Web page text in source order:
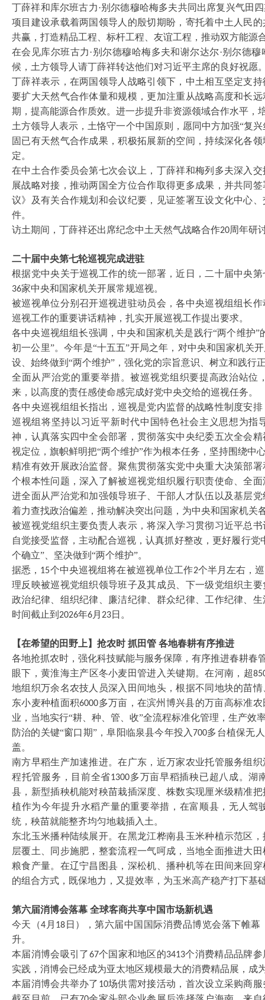
丁薛祥和库尔班古力·别尔德穆哈梅多夫共同出席复兴气田
项目建设承载着两国领导人的殷切期盼，寄托着中土人民
共赢，打造精品工程、标杆工程、友谊工程，推动双方能源
在会见库尔班古力·别尔德穆哈梅多夫和谢尔达尔·别尔德
候，土方领导人请丁薛祥转达他们对习近平主席的良好祝愿
丁薛祥表示，在两国领导人战略引领下，中土相互坚定支
要扩大天然气合作体量和规模，更加注重从战略高度和长
期，提高能源合作质效。进一步提升非资源领域合作水平，
土方领导人表示，土恪守一个中国原则，愿同中方加强“复
固已有天然气合作成果，积极拓展新的空间，持续深化各
定。
在中土合作委员会第七次会议上，丁薛祥和梅列多夫深入
展战略对接，推动两国全方位合作取得更多成果，并共同
议》及有关合作规划和会议纪要，见证签署互设文化中心
件。
访土期间，丁薛祥还出席纪念中土天然气战略合作20周年研
二十届中央第七轮巡视完成进驻
根据党中央关于巡视工作的统一部署，近日，二十届中央
36家中央和国家机关开展常规巡视。
被巡视单位分别召开巡视进驻动员会，各中央巡视组组长
巡视工作的重要讲话精神，扎实开展巡视工作提出要求。
各中央巡视组组长强调，中央和国家机关是践行“两个维护”
初一公里”。今年是“十五五”开局之年，对中央和国家机关
设、始终做到“两个维护”，强化党的宗旨意识、树立和践行
全面从严治党的重要举措。被巡视党组织要提高政治站位
来，以高度的责任感使命感完成好党中央交给的巡视任务。
各中央巡视组组长指出，巡视是党内监督的战略性制度安
巡视组将坚持以习近平新时代中国特色社会主义思想为指
神，认真落实四中全会部署，贯彻落实中央纪委五次全会
视定位，旗帜鲜明把“两个维护”作为根本任务，坚持围绕中
精准有效开展政治监督。聚焦贯彻落实党中央重大决策部
个根本性问题，深入了解被巡视党组织履行职责使命、全
进全面从严治党和加强领导班子、干部人才队伍以及基层
着力查找政治偏差，推动解决突出问题，为中央和国家机关
被巡视党组织主要负责人表示，将深入学习贯彻习近平总
自觉接受监督，主动配合巡视，认真抓好整改，更好履行
个确立”、坚决做到“两个维护”。
据悉， 15个中央巡视组将在被巡视单位工作2个半月左右，
理反映被巡视党组织领导班子及其成员、下一级党组织主
政治纪律、组织纪律、廉洁纪律、群众纪律、工作纪律、
时间截止到 2026年6月 23日。
【在希望的田野上】抢农时 抓田管 各地春耕有序推进
各地抢抓农时，强化科技赋能与服务保障，有序推进春耕春
眼下，黄淮海主产区冬小麦田管进入关键期。在河南，超
地组织万余名农技人员深入田间地头，根据不同地块的苗
东小麦种植面积6000多万亩，在滨州博兴县的万亩高标准
业，当地实行“耕、种、管、收”全流程标准化管理，生产效
防治的关键“窗口期”，阜阳临泉县今年投入700多台植保无
盖。
南方早稻生产加速推进。在广东，近万家农业托管服务组
程托管服务，目前全省1300多万亩早稻插秧已超八成。湖
县，新型插秧机能对秧苗栽插深度、株数实现厘米级精准
植作为今年提升水稻产量的重要举措，在富顺县，无人驾
统，秧苗就能整齐均匀地栽插入土。
东北玉米播种陆续展开。在黑龙江桦南县玉米种植示范区
层覆土、同步施肥，整套流程一气呵成，当地全面推进大
粮食产量。在辽宁昌图县，深松机、播种机等在田间来回
的组合方式，既保地力，又提效率，为玉米高产稳产打下基
第六届消博会落幕 全球客商共享中国市场新机遇
今天（4 月 18 日），第六届中国国际消费品博览会落下帷
升。
本届消博会吸引了67个国家和地区的3413个消费精品品牌
实践，消博会已经成为亚太地区规模最大的消费精品展，成
本届消博会共举办了 10场供需对接活动，首次设立采购商